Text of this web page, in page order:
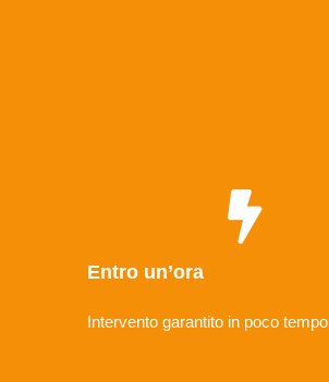
Entro un’ora
Intervento garantito in poco tempo